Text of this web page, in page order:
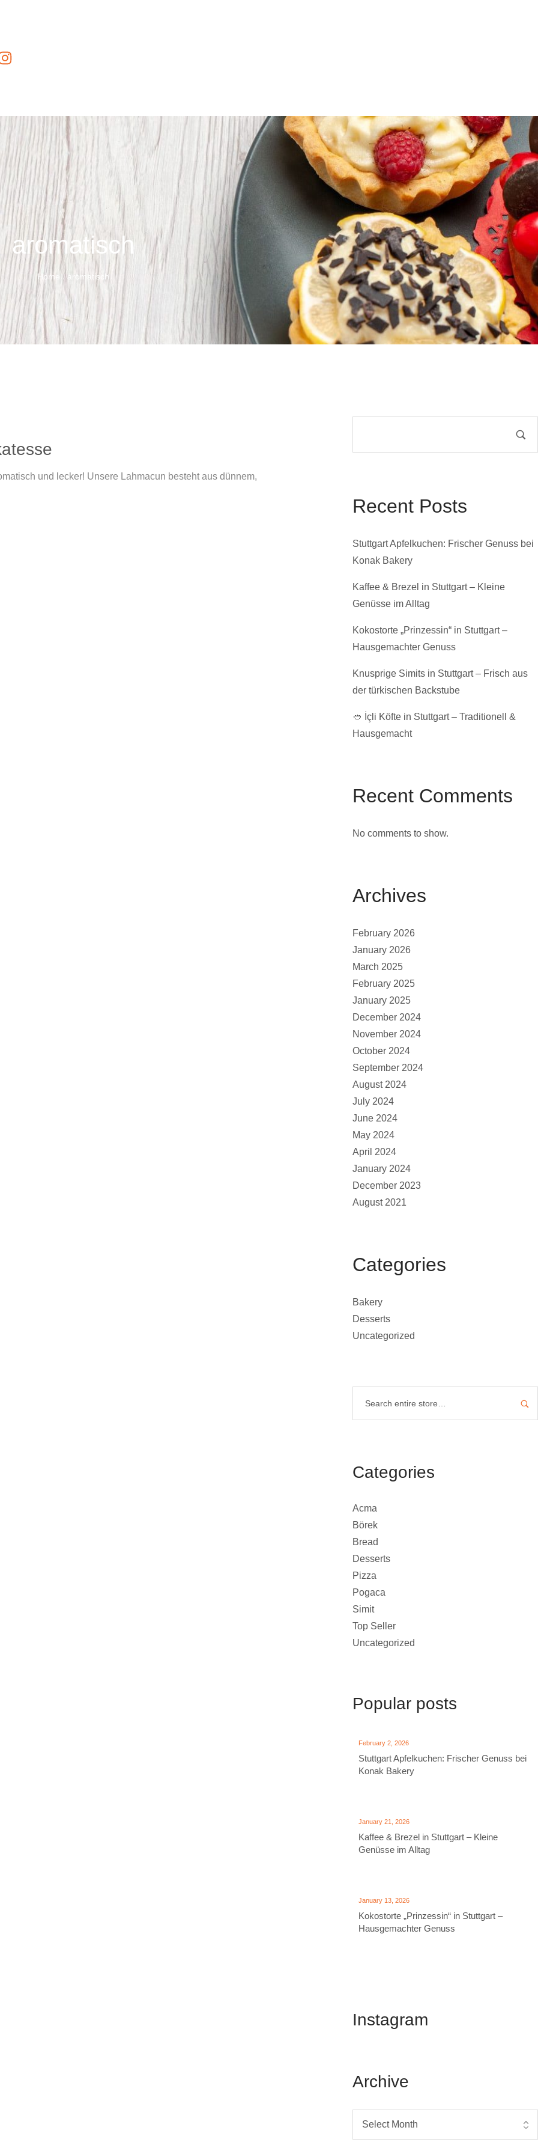
aromatisch
Home / aromatisch
und lecker! Unsere Lahmacun besteht aus dünnem,
Recent Posts
Stuttgart Apfelkuchen: Frischer Genuss bei
Konak Bakery
Kaffee & Brezel in Stuttgart – Kleine
Genüsse im Alltag
Kokostorte „Prinzessin“ in Stuttgart –
Hausgemachter Genuss
Knusprige Simits in Stuttgart – Frisch aus
der türkischen Backstube
🥙 İçli Köfte in Stuttgart – Traditionell &
Hausgemacht
Recent Comments
No comments to show.
Archives
February 2026
January 2026
March 2025
February 2025
January 2025
December 2024
November 2024
October 2024
September 2024
August 2024
July 2024
June 2024
May 2024
April 2024
January 2024
December 2023
August 2021
Categories
Bakery
Desserts
Uncategorized
Categories
Acma
Börek
Bread
Desserts
Pizza
Pogaca
Simit
Top Seller
Uncategorized
Popular posts
February 2, 2026
Stuttgart Apfelkuchen: Frischer Genuss bei
Konak Bakery
January 21, 2026
Kaffee & Brezel in Stuttgart – Kleine
Genüsse im Alltag
January 13, 2026
Kokostorte „Prinzessin“ in Stuttgart –
Hausgemachter Genuss
Instagram
Archive